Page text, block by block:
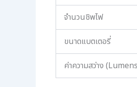
จำนวนชิพไฟ
ขนาดแบตเตอรี่
ค่าความสว่าง